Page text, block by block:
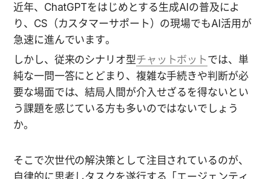
近年、ChatGPTをはじめとする生成AIの普及によ
り、CS（カスタマーサポート）の現場でもAI活用が
急速に進んでいます。
しかし、従来のシナリオ型チャットボットでは、単
純な一問一答にとどまり、複雑な手続きや判断が必
要な場面では、結局人間が介入せざるを得ないとい
う課題を感じている方も多いのではないでしょう
か。
そこで次世代の解決策として注目されているのが、
自律的に思考しタスクを遂行する「エージェンティ